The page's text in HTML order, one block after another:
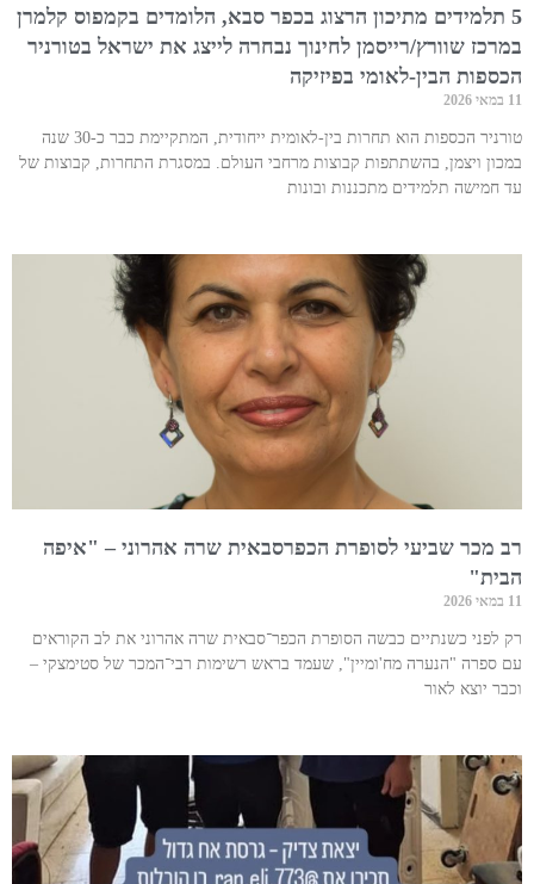
5 תלמידים מתיכון הרצוג בכפר סבא, הלומדים בקמפוס קלמרן
במרכז שוורץ/רייסמן לחינוך נבחרה לייצג את ישראל בטורניר
הכספות הבין-לאומי בפיזיקה
11 במאי 2026
טורניר הכספות הוא תחרות בין-לאומית ייחודית, המתקיימת כבר כ-30 שנה
במכון ויצמן, בהשתתפות קבוצות מרחבי העולם. במסגרת התחרות, קבוצות של
עד חמישה תלמידים מתכננות ובונות
רב מכר שביעי לסופרת הכפרסבאית שרה אהרוני – "איפה
הבית"
11 במאי 2026
רק לפני כשנתיים כבשה הסופרת הכפר־סבאית שרה אהרוני את לב הקוראים
עם ספרה "הנערה מח'ומיין", שעמד בראש רשימות רבי־המכר של סטימצקי –
וכבר יוצא לאור